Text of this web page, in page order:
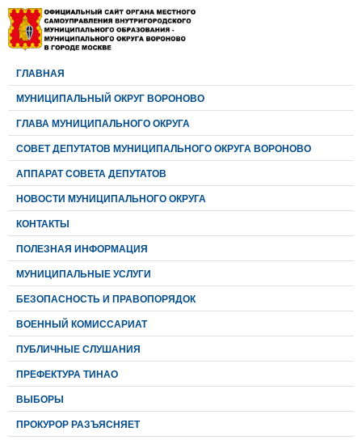
ГЛАВНАЯ
МУНИЦИПАЛЬНЫЙ ОКРУГ ВОРОНОВО
ГЛАВА МУНИЦИПАЛЬНОГО ОКРУГА
CОВЕТ ДЕПУТАТОВ МУНИЦИПАЛЬНОГО ОКРУГА ВОРОНОВО
АППАРАТ СОВЕТА ДЕПУТАТОВ
НОВОСТИ МУНИЦИПАЛЬНОГО ОКРУГА
КОНТАКТЫ
ПОЛЕЗНАЯ ИНФОРМАЦИЯ
МУНИЦИПАЛЬНЫЕ УСЛУГИ
БЕЗОПАСНОСТЬ И ПРАВОПОРЯДОК
ВОЕННЫЙ КОМИССАРИАТ
ПУБЛИЧНЫЕ СЛУШАНИЯ
ПРЕФЕКТУРА ТИНАО
ВЫБОРЫ
ПРОКУРОР РАЗЪЯСНЯЕТ